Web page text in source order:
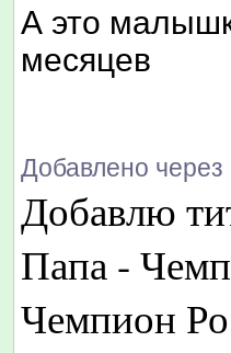
А это
месяцев
Добавлено
Добавлю
Папа -
Чемпион